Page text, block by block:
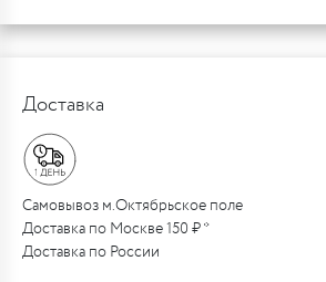
Доставка
Самовывоз м.Октябрьское поле
Доставка по Москве 150 ₽ *
Доставка по России